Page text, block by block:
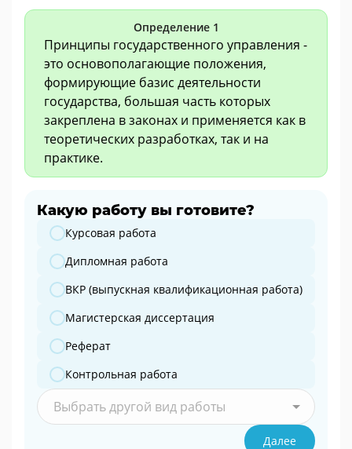
Определение 1
Принципы государственного управления -
это основополагающие положения,
формирующие базис деятельности
государства, большая часть которых
закреплена в законах и применяется как в
теоретических разработках, так и на
практике.
Какую работу вы готовите?
Какую работу вы готовите?
Курсовая работа
Дипломная работа
ВКР (выпускная квалификационная работа)
Магистерская диссертация
Реферат
Контрольная работа
Выбрать другой вид работы
Далее